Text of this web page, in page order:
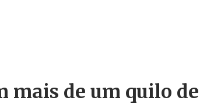
mais de um quilo de